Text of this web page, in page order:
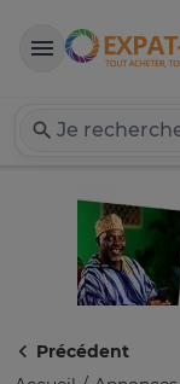
Précédent